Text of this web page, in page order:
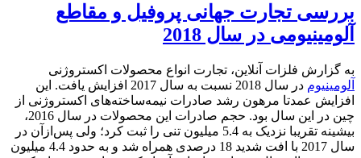
بررسی تجارت جهانی پروفیل و مقاطع
آلومینیومی در سال 2018
به گزارش فلزات آنلاین، تجارت انواع محصولات اکستروژنی
آلومینیوم
در سال 2018 نسبت به سال 2017 افزایش یافت. این
افزایش عمدتا مرهون رشد صادرات نیمه‌ساخته‌های اکستروژنی از
چین در این سال بود. حجم صادرات این محصولات در سال 2016،
بیشینه تقریبا نزدیک به 5.4 میلیون تنی را ثبت کرد؛ ولی پس‌ازآن در
سال 2017 با افت شدید 18 درصدی همراه شد و به حدود 4.4 میلیون